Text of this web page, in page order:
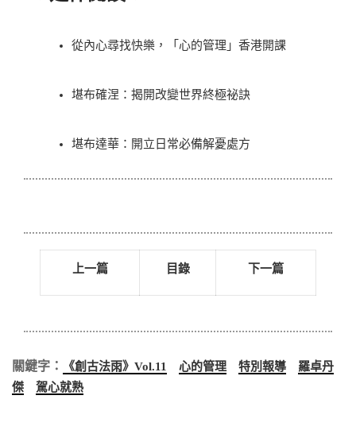
從內心尋找快樂，「心的管理」香港開課
堪布確涅：揭開改變世界終極祕訣
堪布達華：開立日常必備解憂處方
上一篇 目錄 下一篇
關鍵字： 《創古法雨》Vol.11 心的管理 特別報導
羅卓丹
傑
駕心就熟